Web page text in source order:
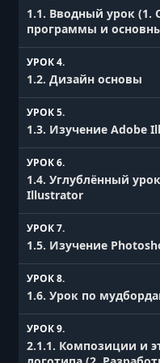
1.1. Вводный урок (1.
программы и
УРОК 4.
1.2. Дизайн основы
УРОК 5.
1.3. Изучение Adobe
УРОК 6.
1.4. Углублённый
Illustrator
УРОК 7.
1.5. Изучение
УРОК 8.
1.6. Урок по
УРОК 9.
2.1.1. Композиции и